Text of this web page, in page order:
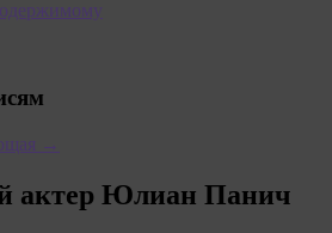
→
актер Юлиан Панич